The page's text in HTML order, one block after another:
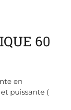
60
en
puissante (